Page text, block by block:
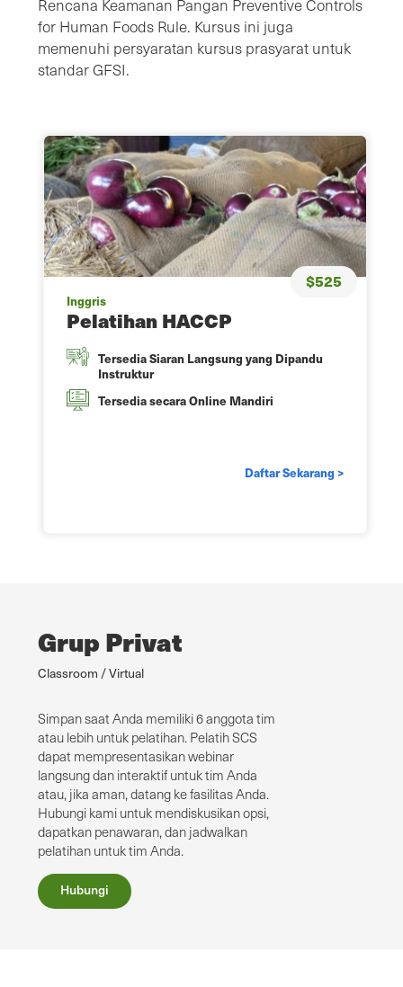
Rencana Keamanan Pangan Preventive Controls
for Human Foods Rule. Kursus ini juga
memenuhi persyaratan kursus prasyarat untuk
standar GFSI.
$525
Inggris
Pelatihan HACCP
Tersedia Siaran Langsung yang Dipandu
Instruktur
Tersedia secara Online Mandiri
Daftar Sekarang >
Grup Privat
Classroom / Virtual
Simpan saat Anda memiliki 6 anggota tim
atau lebih untuk pelatihan. Pelatih SCS
dapat mempresentasikan webinar
langsung dan interaktif untuk tim Anda
atau, jika aman, datang ke fasilitas Anda.
Hubungi kami untuk mendiskusikan opsi,
dapatkan penawaran, dan jadwalkan
pelatihan untuk tim Anda.
Hubungi